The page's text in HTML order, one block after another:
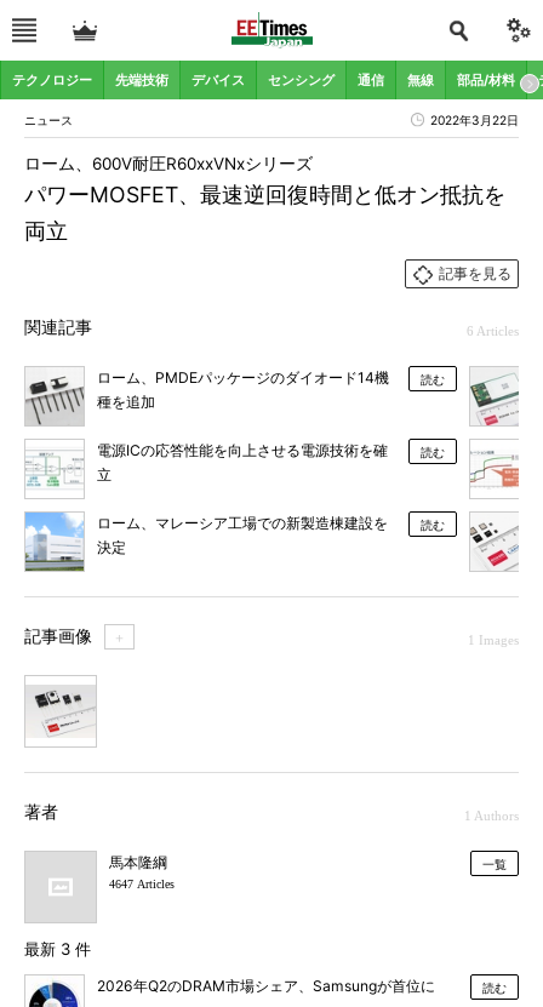
テクノロジー 先端技術 デバイス センシング 通信 無線 部品/材料
ニュース 2022年3月22日
パワーMOSFET、最速逆回復時間と低オン抵抗を
両立
ローム、600V耐圧R60xxVNxシリーズ
記事を見る
関連記事 6 Articles
ローム、PMDEパッケージのダイオード14機
種を追加
読む
電源ICの応答性能を向上させる電源技術を確
立
読む
ローム、マレーシア工場での新製造棟建設を
決定
読む
記事画像 ＋ 1 Images
著者 1 Authors
馬本隆綱
4647 Articles
一覧
最新 3 件
2026年Q2のDRAM市場シェア、Samsungが首位に 読む